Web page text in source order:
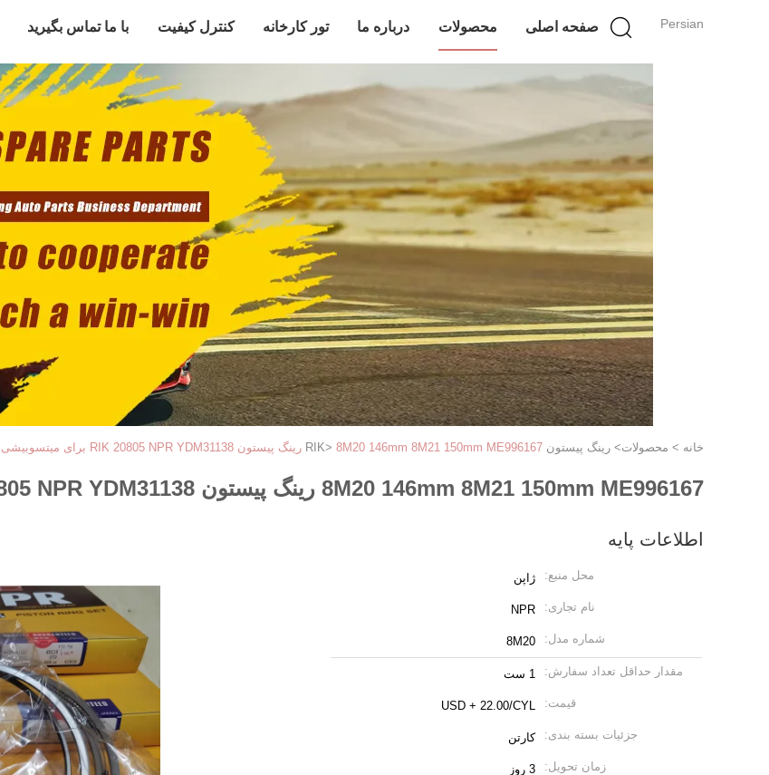
Persian صفحه اصلی محصولات درباره ما تور کارخانه کنترل کیفیت با ما تماس بگیرید
خانه > محصولات> رینگ پیستون RIK > 8M20 146mm 8M21 150mm ME996167 رینگ پیستون RIK 20805 NPR YDM31138 برای میتسوبیشی
8M20 146mm 8M21 150mm ME996167 رینگ پیستون RIK 20805 NPR YDM31138 برای میتسوبیشی
اطلاعات پایه
محل منبع: ژاپن
نام تجاری: NPR
شماره مدل: 8M20
مقدار حداقل تعداد سفارش: 1 ست
قیمت: USD + 22.00/CYL
جزئیات بسته بندی: کارتن
زمان تحویل: 3 روز